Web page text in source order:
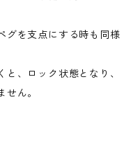
グを支点にする時も同様
、ロック状態となり、
ん。